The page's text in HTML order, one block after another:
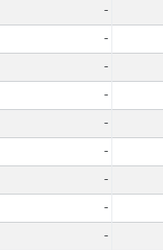
-
-
-
-
-
-
-
-
-